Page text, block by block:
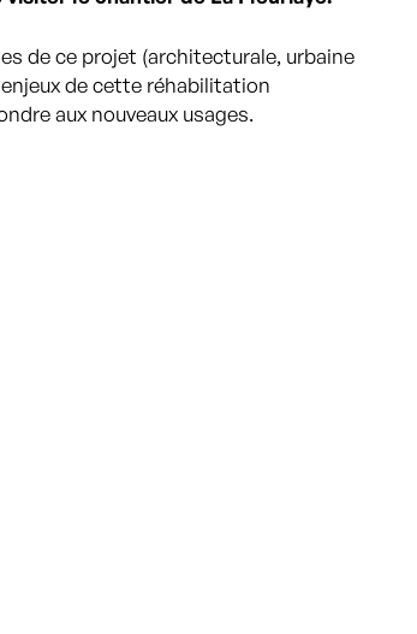
de ce projet (architecturale, urbaine
de cette réhabilitation
aux nouveaux usages.